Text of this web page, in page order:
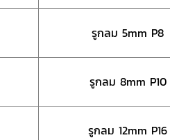
รูกลม 5mm P8
รูกลม 8mm P10
รูกลม 12mm P16